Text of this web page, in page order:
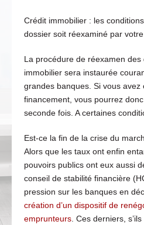
Crédit immobilier : les
dossier soit réexaminé par
La procédure de réexamen des
immobilier sera instaurée
grandes banques. Si vous avez
financement, vous pourrez
seconde fois. A certaines
Est-ce la fin de la crise du
Alors que les taux ont enfin
pouvoirs publics ont eux aussi
conseil de stabilité financière
pression sur les banques en
création d’un dispositif de
emprunteurs. Ces derniers,